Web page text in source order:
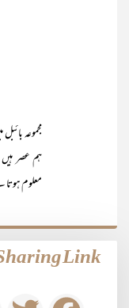
مجموعہ
ہم عصر ہیں
معلوم
Link